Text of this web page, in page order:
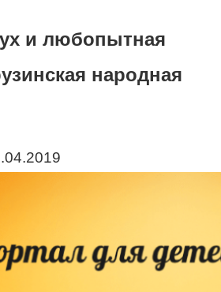
и любопытная
народная